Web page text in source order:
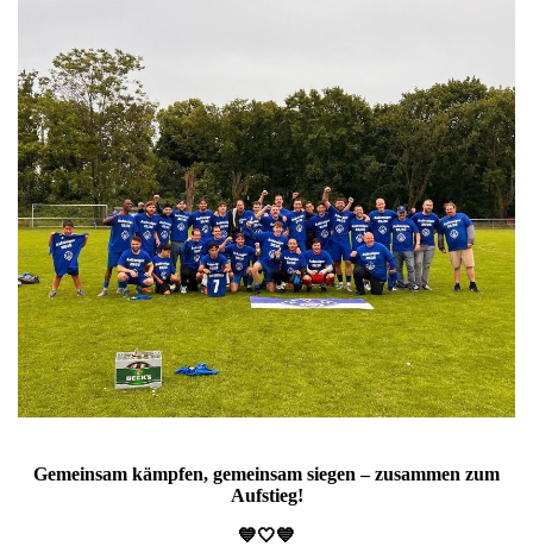
Gemeinsam kämpfen, gemeinsam siegen – zusammen zum
Aufstieg!
💙🤍💙